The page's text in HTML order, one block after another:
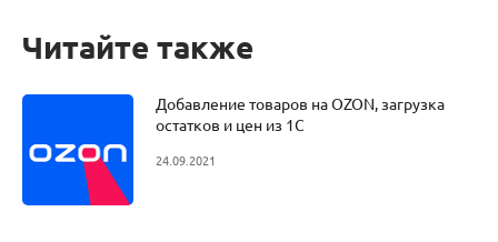
Читайте также
Добавление товаров на OZON, загрузка
остатков и цен из 1С
24.09.2021